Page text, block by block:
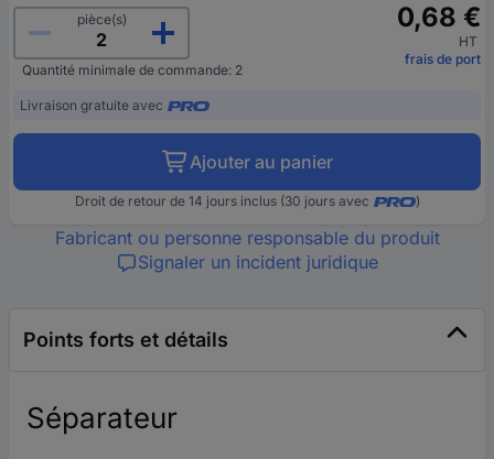
pièce(s)
Quantité minimale de commande: 2
0,68 €
HT
frais de port
Livraison gratuite avec
Ajouter au panier
Droit de retour de 14 jours inclus (30 jours avec )
Fabricant ou personne responsable du produit
Signaler un incident juridique
Points forts et détails
Séparateur